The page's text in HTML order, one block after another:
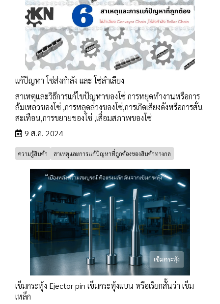
เเก้ปัญหา โซ่ส่งกำลัง เเละ โซ่ลำเลียง
สาเหตุและวิธีการแก้ไขปัญหาของโซ่ การหยุดทำงานหรือการ
ล้มเหลวของโซ่ ,การหลุดล่วงของโซ่,การเกิดเสียงดังหรือการสั่น
สะเทือน,การขยายของโซ่ ,เสื่อมสภาพของโซ่
9 ส.ค. 2024
ความรู้สินค้า สาเหตุและการเเก้ปัญหาที่ถูกต้องของสินค้าทางกล
เข็มกระทุ้ง Ejector pin เข็มกระทุ้งเเบน หรือเรียกสั้นว่า เข็ม
เหล็ก